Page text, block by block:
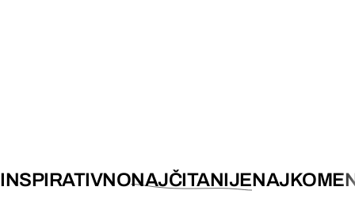
INSPIRATIVNONAJČITANIJE